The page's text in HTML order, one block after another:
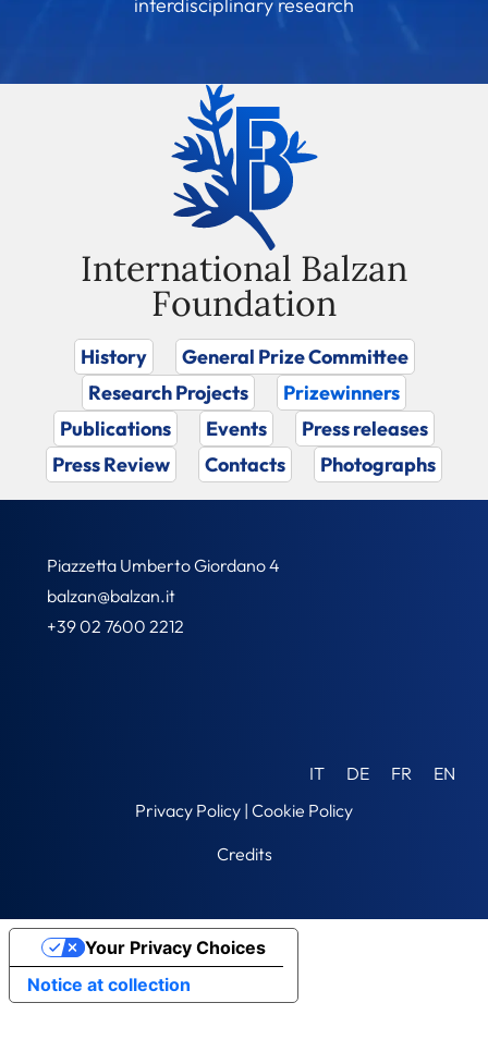
interdisciplinary research
International Balzan
Foundation
History
General Prize Committee
Research Projects
Prizewinners
Publications
Events
Press releases
Press Review
Contacts Photographs
Piazzetta Umberto Giordano 4
balzan@balzan.it
+39 02 7600 2212
IT DE FR
EN
Privacy Policy | Cookie Policy
Credits
Notice at collection
Your Privacy Choices